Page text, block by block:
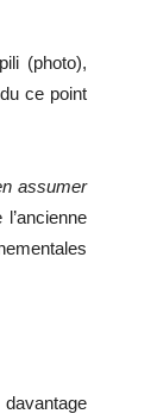
(photo),
ce point
assumer